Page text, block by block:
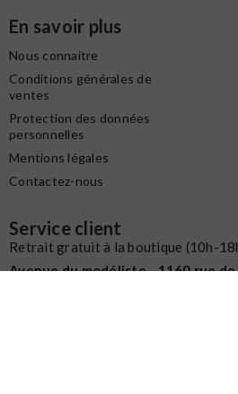
En savoir plus
Nous connaitre
Conditions générales de
ventes
Protection des données
personnelles
Mentions légales
Contactez-nous
Service client
Retrait gratuit à la boutique (10h-
Avenue du modéliste - 1160 rue